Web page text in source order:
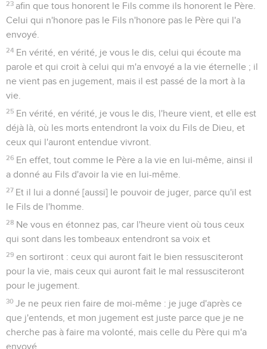
23 afin que tous honorent le Fils comme ils honorent le Père.
Celui qui n'honore pas le Fils n'honore pas le Père qui l'a
envoyé.
24 En vérité, en vérité, je vous le dis, celui qui écoute ma
parole et qui croit à celui qui m'a envoyé a la vie éternelle ; il
ne vient pas en jugement, mais il est passé de la mort à la
vie.
25 En vérité, en vérité, je vous le dis, l'heure vient, et elle est
déjà là, où les morts entendront la voix du Fils de Dieu, et
ceux qui l'auront entendue vivront.
26 En effet, tout comme le Père a la vie en lui-même, ainsi il
a donné au Fils d'avoir la vie en lui-même.
27 Et il lui a donné [aussi] le pouvoir de juger, parce qu'il est
le Fils de l'homme.
28 Ne vous en étonnez pas, car l'heure vient où tous ceux
qui sont dans les tombeaux entendront sa voix et
29 en sortiront : ceux qui auront fait le bien ressusciteront
pour la vie, mais ceux qui auront fait le mal ressusciteront
pour le jugement.
30 Je ne peux rien faire de moi-même : je juge d'après ce
que j'entends, et mon jugement est juste parce que je ne
cherche pas à faire ma volonté, mais celle du Père qui m'a
envoyé.